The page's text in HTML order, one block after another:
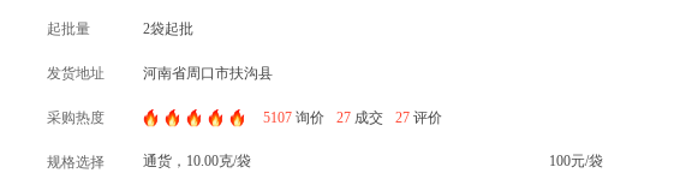
起批量 2袋起批
发货地址 河南省周口市扶沟县
采购热度 5107 询价 27成交 27评价
规格选择 通货，10.00克/袋 100元/袋